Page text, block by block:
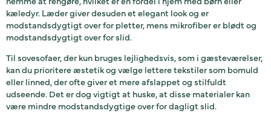
kæledyr. Læder giver desuden et elegant look og er
modstandsdygtigt over for pletter, mens mikrofiber er blødt og
modstandsdygtigt over for slid.
Til sovesofaer, der kun bruges lejlighedsvis, som i gæsteværelser,
kan du prioritere æstetik og vælge lettere tekstiler som bomuld
eller linned, der ofte giver et mere afslappet og stilfuldt
udseende. Det er dog vigtigt at huske, at disse materialer kan
være mindre modstandsdygtige over for dagligt slid.